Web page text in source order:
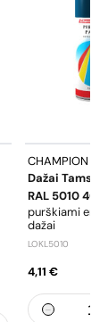
CHAMPION
Dažai
RAL 5010
purškiami
dažai
LOKL5010
4,11 €